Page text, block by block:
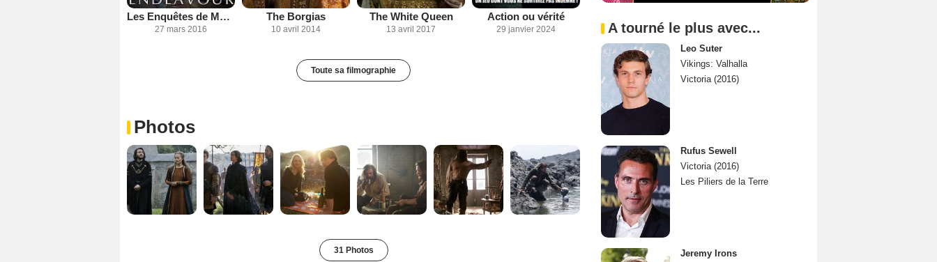
Les Enquêtes de Morse
27 mars 2016
The Borgias
10 avril 2014
The White Queen
13 avril 2017
Action ou vérité
29 janvier 2024
Toute sa filmographie
Photos
31 Photos
A tourné le plus avec...
Leo Suter
Vikings: Valhalla
Victoria (2016)
Rufus Sewell
Victoria (2016)
Les Piliers de la Terre
Jeremy Irons